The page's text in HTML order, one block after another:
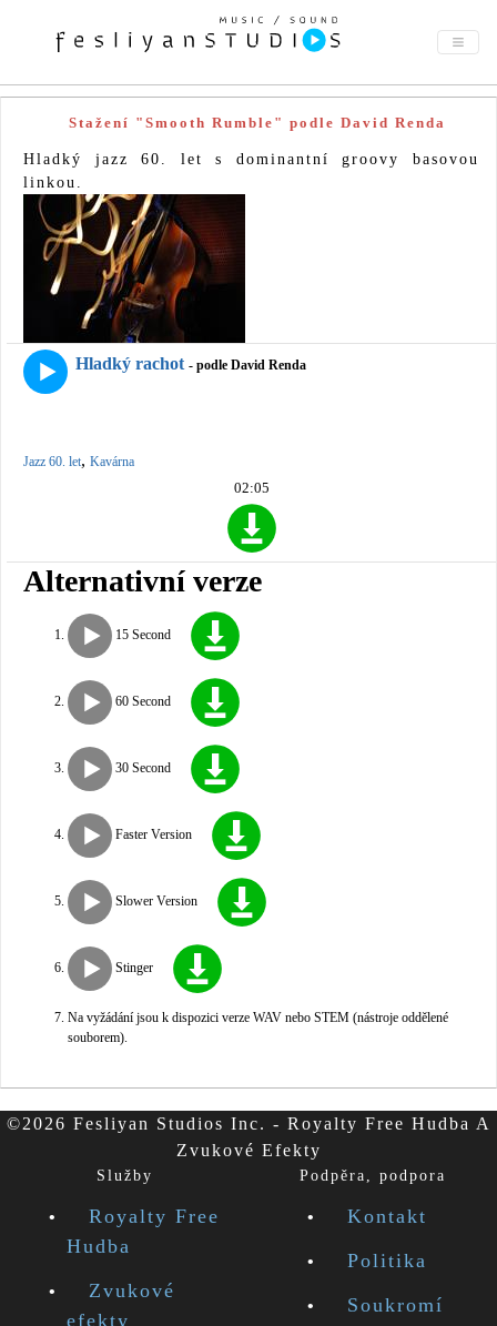
Stažení "Smooth Rumble" podle David Renda
Hladký jazz 60. let s dominantní groovy basovou
linkou.
Hladký rachot - podle David Renda
Jazz 60. let, Kavárna
02:05
Alternativní verze
15 Second
60 Second
30 Second
Faster Version
Slower Version
Stinger
Na vyžádání jsou k dispozici verze WAV nebo STEM (nástroje oddělené
souborem).
©2026 Fesliyan Studios Inc. - Royalty Free Hudba A
Zvukové Efekty
Služby
Royalty Free
Hudba
Zvukové
efekty
Podpěra, podpora
Kontakt
Politika
Soukromí